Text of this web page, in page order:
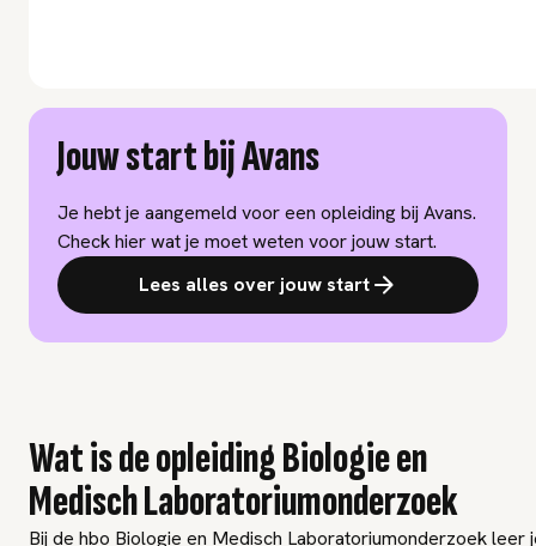
Jouw start bij Avans
Je hebt je aangemeld voor een opleiding bij Avans.
Check hier wat je moet weten voor jouw start.
Lees alles over jouw start
Wat is de opleiding Biologie en
Medisch Laboratoriumonderzoek
Bij de hbo Biologie en Medisch Laboratoriumonderzoek leer